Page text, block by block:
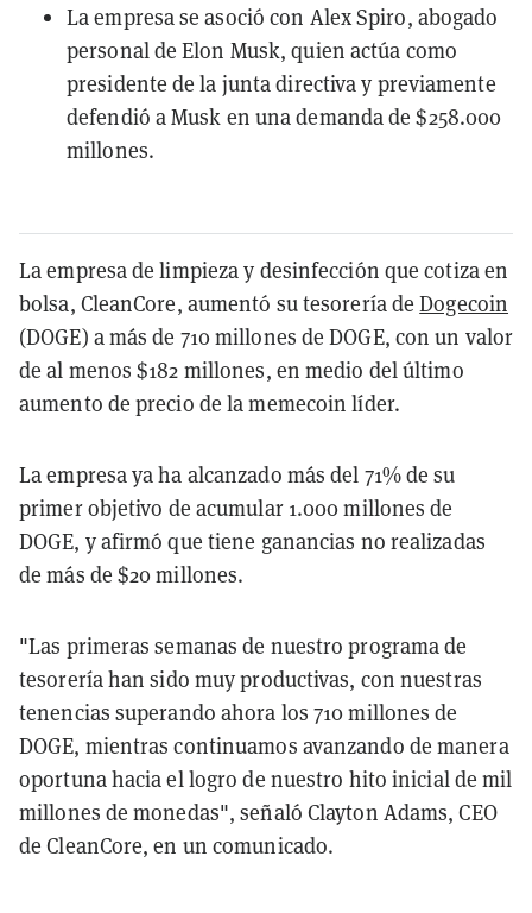
La empresa se asoció con Alex Spiro, abogado
personal de Elon Musk, quien actúa como
presidente de la junta directiva y previamente
defendió a Musk en una demanda de $258.000
millones.
La empresa de limpieza y desinfección que cotiza en
bolsa, CleanCore, aumentó su tesorería deDogecoin
(DOGE) a más de 710 millones de DOGE, con un valor
de al menos $182 millones, en medio del último
aumento de precio de la memecoin líder.
La empresa ya ha alcanzado más del 71% de su
primer objetivo de acumular 1.000 millones de
DOGE, y afirmó que tiene ganancias no realizadas
de más de $20 millones.
"Las primeras semanas de nuestro programa de
tesorería han sido muy productivas, con nuestras
tenencias superando ahora los 710 millones de
DOGE, mientras continuamos avanzando de manera
oportuna hacia el logro de nuestro hito inicial de mil
millones de monedas", señaló Clayton Adams, CEO
de CleanCore, en un comunicado.